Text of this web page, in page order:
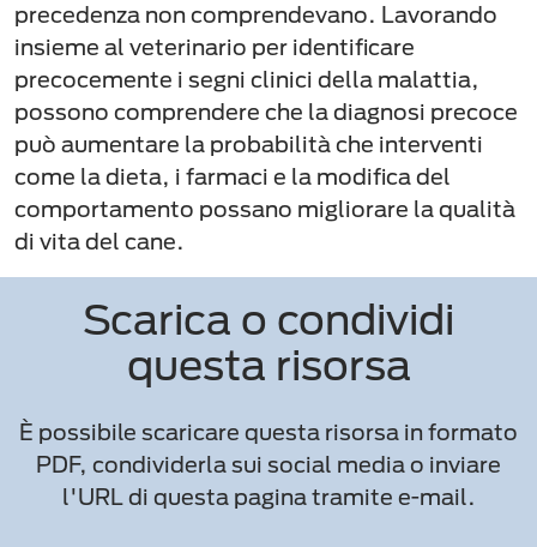
precedenza non comprendevano. Lavorando
insieme al veterinario per identificare
precocemente i segni clinici della malattia,
possono comprendere che la diagnosi precoce
può aumentare la probabilità che interventi
come la dieta, i farmaci e la modifica del
comportamento possano migliorare la qualità
di vita del cane.
Scarica o condividi
questa risorsa
È possibile scaricare questa risorsa in formato
PDF, condividerla sui social media o inviare
l'URL di questa pagina tramite e-mail.